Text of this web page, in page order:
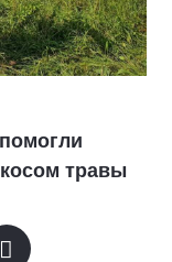
травы